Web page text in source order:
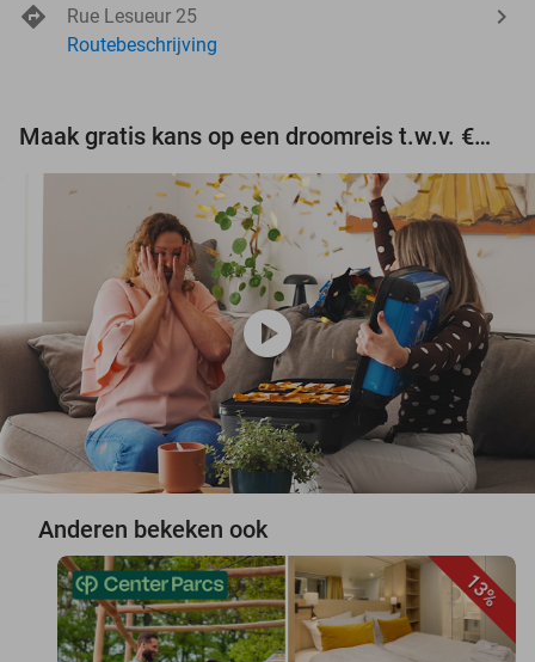
Rue Lesueur 25
Routebeschrijving
Maak gratis kans op een droomreis t.w.v. €3.000!
play_circle
Anderen bekeken ook
13%